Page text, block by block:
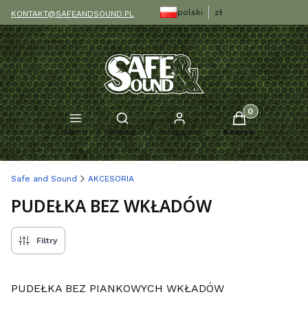
KONTAKT@SAFEANDSOUND.PL polski zł
Menu
Otwórz wyszukiwarkę
Szukaj Zaloguj się
Produkty w
Koszyk
Safe and Sound AKCESORIA
PUDEŁKA BEZ WKŁADÓW
Filtry
PUDEŁKA BEZ PIANKOWYCH WKŁADÓW